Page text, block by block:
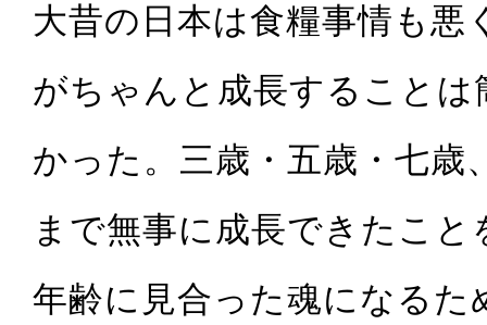
大昔の日本は食糧事情も悪
がちゃんと成長すること
かった。三歳・五歳・七歳
まで無事に成長できたこ
年齢に見合った魂になる